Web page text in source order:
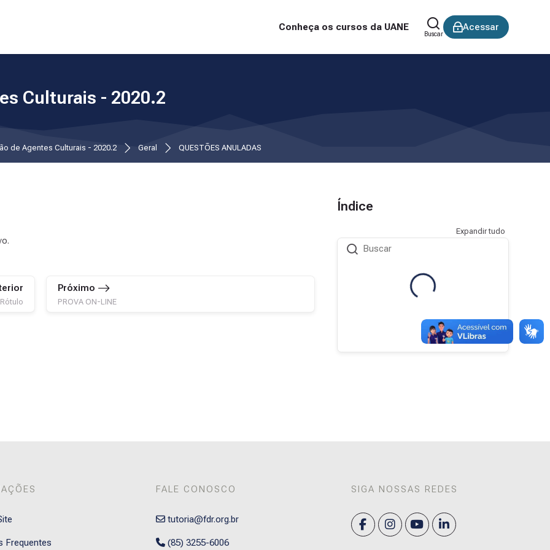
Conheça os cursos da UANE
Buscar
Acessar
Culturais - 2020.2
de Agentes Culturais - 2020.2 Geral QUESTÕES ANULADAS
Rótulo
Próximo
PROVA ON-LINE
Índice
Expandir tudo
Buscar
Frequentes
FALE CONOSCO
tutoria@fdr.org.br
(85) 3255-6006
SIGA NOSSAS REDES